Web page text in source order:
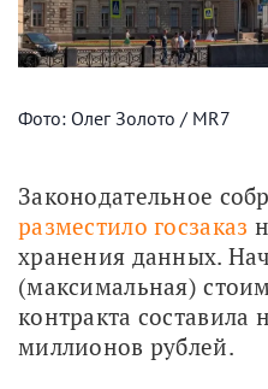
Фото: Олег Золото / MR7
разместило госзаказ
хранения данных.
(максимальная)
контракта составила
миллионов рублей.